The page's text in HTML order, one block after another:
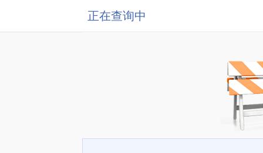
正在查询中